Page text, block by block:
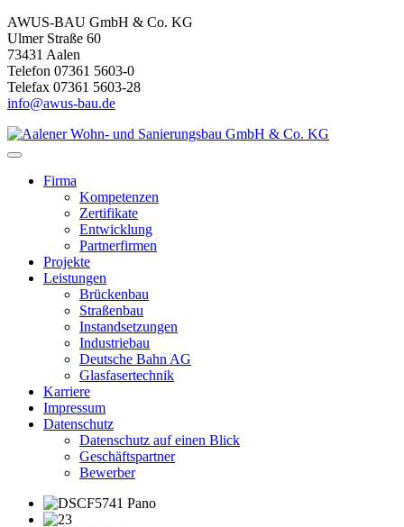
AWUS-BAU GmbH & Co. KG
Ulmer Straße 60
73431 Aalen
Telefon 07361 5603-0
Telefax 07361 5603-28
info@awus-bau.de
Firma
Kompetenzen
Zertifikate
Entwicklung
Partnerfirmen
Projekte
Leistungen
Brückenbau
Straßenbau
Instandsetzungen
Industriebau
Deutsche Bahn AG
Glasfasertechnik
Karriere
Impressum
Datenschutz
Datenschutz auf einen Blick
Geschäftspartner
Bewerber